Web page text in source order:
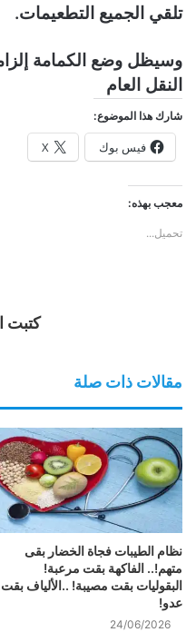
تلقي الجميع التطعيمات.
وسيظل وضع الكمامة
النقل العام
شارك هذا الموضوع:
فيس بوك X
معجب بهذه:
تحميل...
كتبت
مقالات ذات صلة
نظام الطيبات فجاة الخضار بقى
متهم!.. الفاكهة بقت مرعبة!
البقوليات بقت مصيبة! ..الألياف بقت
عدو!
24/06/2026